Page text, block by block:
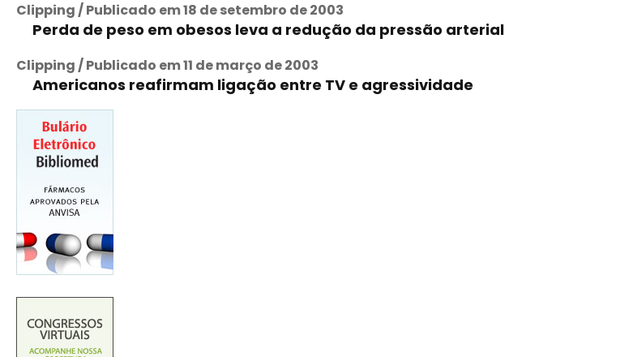
Clipping / Publicado em 18 de setembro de 2003
Perda de peso em obesos leva a redução da pressão arterial
Clipping / Publicado em 11 de março de 2003
Americanos reafirmam ligação entre TV e agressividade